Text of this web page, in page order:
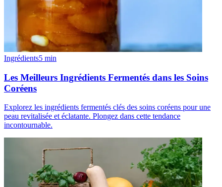
Ingrédients5 min
Les Meilleurs Ingrédients Fermentés dans les Soins
Coréens
Explorez les ingrédients fermentés clés des soins coréens pour une
peau revitalisée et éclatante. Plongez dans cette tendance
incontournable.